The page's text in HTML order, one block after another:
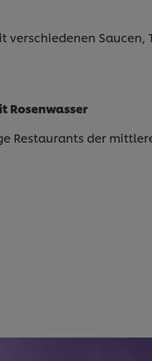
Saucen,
Rosenwasser
Restaurants der